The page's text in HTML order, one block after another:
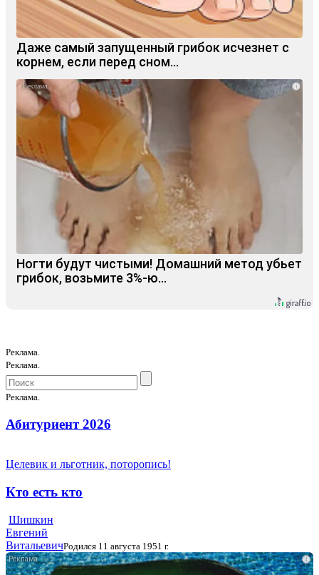
Даже самый запущенный грибок исчезнет с
корнем, если перед сном…
i
Ногти будут чистыми! Домашний метод убьет
грибок, возьмите 3%-ю…
Реклама.
Реклама.
Реклама.
Абитуриент 2026
Целевик и льготник, поторопись!
Кто есть кто
Шишкин
Евгений
ВитальевичРодился 11 августа 1951 г.
i